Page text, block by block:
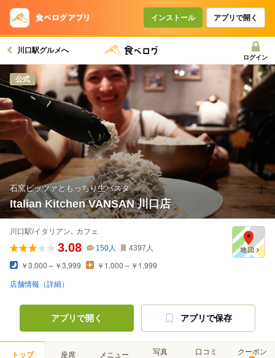
インストール アプリで開く
川口駅グルメへ
ログイン
公式
石窯ピッツァともっちり生パスタ
Italian Kitchen VANSAN 川口店
川口駅/イタリアン､ カフェ
3.08 150人 4397 人
￥3,000～￥3,999 ￥1,000～￥1,999
店舗情報（詳細）
アプリで開く アプリで保存
トップ 座席 メニュー 写真 口コミ クーポン
コースで使えるクーポン
戻る
クーポンを利用せず予約する